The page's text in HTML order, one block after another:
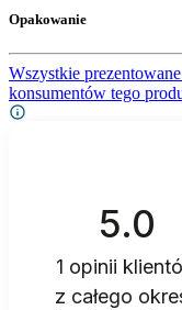
Opakowanie
Wszystkie
konsumentów tego
5.0
1 opinii
z całego